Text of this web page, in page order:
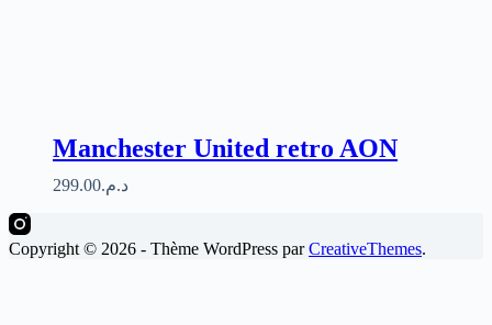
Manchester United retro AON
د.م.299.00
Copyright © 2026 - Thème WordPress parCreativeThemes.